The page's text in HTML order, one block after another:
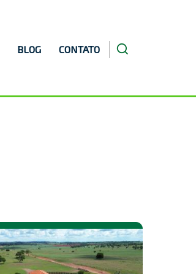
BLOG CONTATO